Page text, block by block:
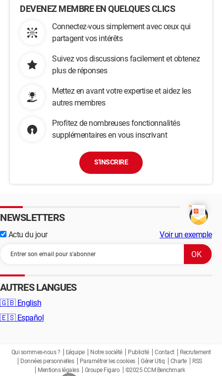
DEVENEZ MEMBRE EN QUELQUES CLICS
Connectez-vous simplement avec ceux qui
partagent vos intérêts
Suivez vos discussions facilement et obtenez
plus de réponses
Mettez en avant votre expertise et aidez les
autres membres
Profitez de nombreuses fonctionnalités
supplémentaires en vous inscrivant
S'INSCRIRE
NEWSLETTERS
Actu du jour Voir un exemple
AUTRES LANGUES
🇬🇧 English
🇪🇸 Español
Qui sommes-nous ? L'équipe Notre société Publicité Contact
Recrutement
Données personnelles
Paramétrer les cookies Gérer Utiq Charte
RSS
Mentions légales
Groupe Figaro ©2025 CCM Benchmark